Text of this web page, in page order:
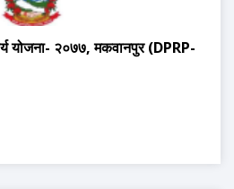
योजना- २०७७, मकवानपुर (DPRP-